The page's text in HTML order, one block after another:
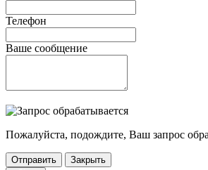
Телефон
Ваше сообщение
Пожалуйста, подождите, Ваш запрос
Отправить
Закрыть